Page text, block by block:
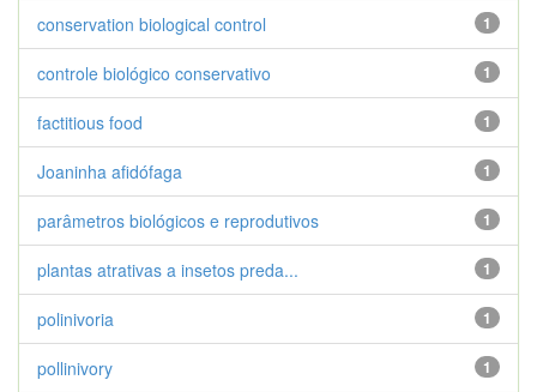
1
conservation biological control
1
controle biológico conservativo
1
factitious food
1
Joaninha afidófaga
1
parâmetros biológicos e reprodutivos
1
plantas atrativas a insetos preda...
1
polinivoria
1
pollinivory